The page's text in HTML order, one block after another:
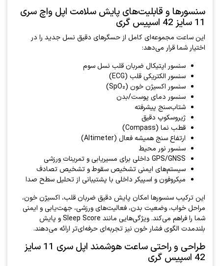
سنسورها و قابلیت‌های پایش سلامت اپل واچ سری
11 سایز 42 اسپیس گری
این ساعت مجموعه‌ای کامل از حسگرهای دقیق نسل جدید را در
اختیار شما قرار می‌دهد:
سنسور اپتیکال ضربان قلب نسل سوم
سنسور الکتریکی قلب (ECG)
سنسور اکسیژن خون (SpO₂)
سنسور دمای پوست/بدن
شتاب‌سنج پیشرفته
ژیروسکوپ دقیق
قطب نما (Compass)
ارتفاع سنج همیشه فعال (Altimeter)
سنسور نور محیط
GPS/GNSS داخلی برای مسیر‌یابی و تمرینات ورزشی
سیستم‌های ایمنی تشخیص سقوط و تشخیص تصادف
میکروفون و اسپیکر داخلی با پشتیبانی از تحلیل سطح صدا
این ترکیب سنسورها امکان پایش دقیق ضربان قلب، اکسیژن خون،
مراحل خواب، وضعیت بدن، فعالیت‌های ورزشی، جهت‌یابی و ایمنی
شما را فراهم می‌کند. ویژگی‌هایی مانند Sleep Score و پایش
بلندمدت الگوی فشار خون نیز تجربه‌ای حرفه‌ای‌تر ارائه می‌دهند.
طراحی و راحتی ساعت هوشمند اپل سری 11 سایز
42 اسپیس گری